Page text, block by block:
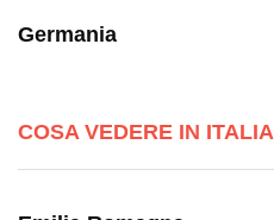
Germania
COSA VEDERE IN ITALIA